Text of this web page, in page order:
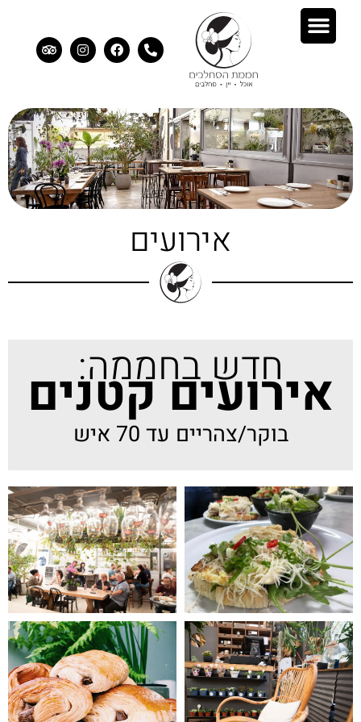
אירועים
חדש בחממה:
אירועים קטנים
בוקר/צהריים עד 70 איש